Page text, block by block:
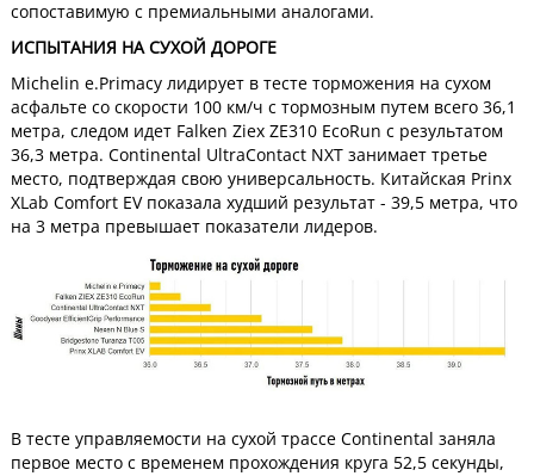
сопоставимую с премиальными аналогами.
ИСПЫТАНИЯ НА СУХОЙ ДОРОГЕ
Michelin e.Primacy лидирует в тесте торможения на сухом
асфальте со скорости 100 км/ч с тормозным путем всего 36,1
метра, следом идет Falken Ziex ZE310 EcoRun с результатом
36,3 метра. Continental UltraContact NXT занимает третье
место, подтверждая свою универсальность. Китайская Prinx
XLab Comfort EV показала худший результат - 39,5 метра, что
на 3 метра превышает показатели лидеров.
В тесте управляемости на сухой трассе Continental заняла
первое место с временем прохождения круга 52,5 секунды,